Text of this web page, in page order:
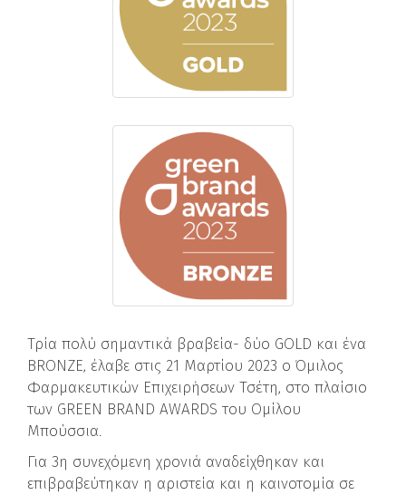
Τρία πολύ σημαντικά βραβεία- δύο GOLD και ένα
BRONZE, έλαβε στις 21 Μαρτίου 2023 ο Όμιλος
Φαρμακευτικών Επιχειρήσεων Τσέτη, στο πλαίσιο
των GREEN BRAND AWARDS του Ομίλου
Μπούσσια.
Για 3η συνεχόμενη χρονιά αναδείχθηκαν και
επιβραβεύτηκαν η αριστεία και η καινοτομία σε